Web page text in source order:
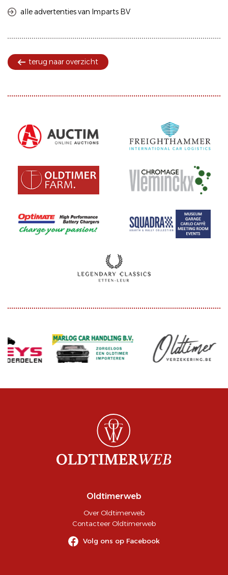
alle advertenties van Imparts BV
terug naar overzicht
Oldtimerweb
Over Oldtimerweb
Contacteer Oldtimerweb
Volg ons op Facebook